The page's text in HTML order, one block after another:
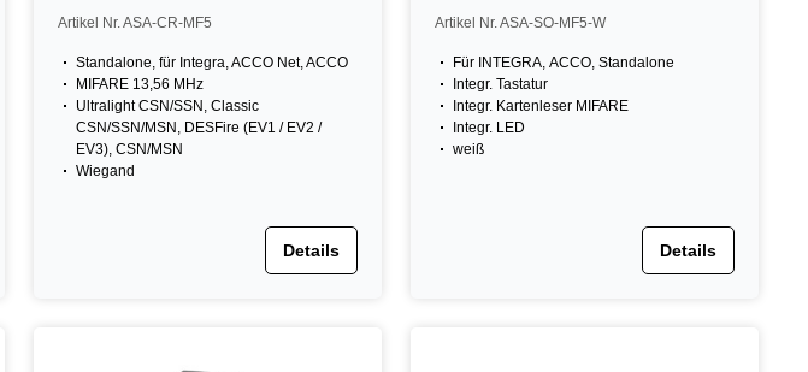
Wiegand
Artikel Nr. ASA-CR-MF5
Standalone, für Integra, ACCO Net, ACCO
MIFARE 13,56 MHz
Ultralight CSN/SSN, Classic
CSN/SSN/MSN, DESFire (EV1 / EV2 /
EV3), CSN/MSN
Wiegand
Details
ACCO oder standalone, weiß
Artikel Nr. ASA-SO-MF5-W
Für INTEGRA, ACCO, Standalone
Integr. Tastatur
Integr. Kartenleser MIFARE
Integr. LED
weiß
Details